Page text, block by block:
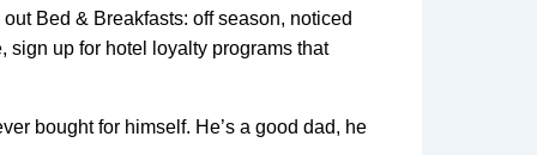
Bed & Breakfasts: off season, noticed
sign up for hotel loyalty programs that
bought for himself. He’s a good dad, he